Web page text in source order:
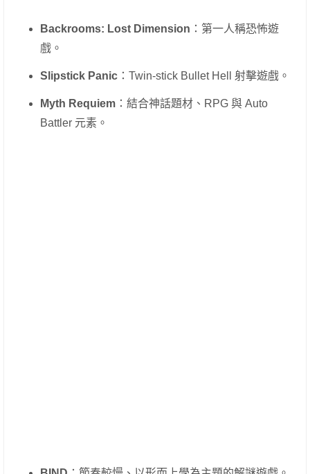
Backrooms: Lost Dimension ：第一人稱恐怖遊
戲。
Slipstick Panic ：Twin-stick Bullet Hell 射擊遊戲。
Myth Requiem ：結合神話題材、RPG 與 Auto
Battler 元素。